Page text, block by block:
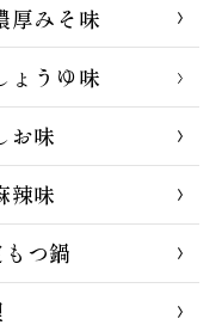
厚みそ味
ょうゆ味
お味
辣味
つ鍋